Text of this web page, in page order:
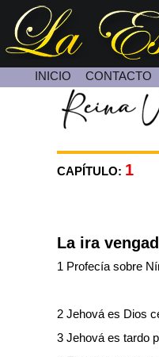
INICIO CONTACTO
Contacte con
CAPÍTULO: 1
La ira
1 Profecía sobre
2 Jehová es Dios
3 Jehová es tardo